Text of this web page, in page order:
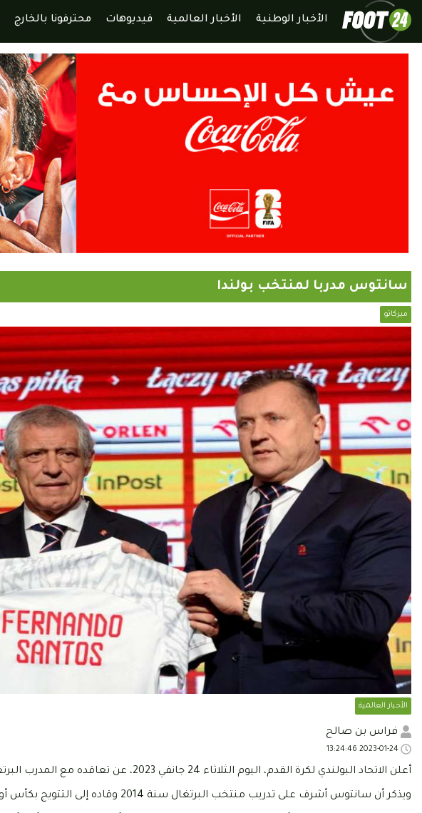
الأخبار الوطنية الأخبار العالمية فيديوهات محترفونا بالخارج
سانتوس مدربا لمنتخب بولندا
ميركاتو
الأخبار العالمية
فراس بن صالح
أعلن الاتحاد البولندي لكرة القدم، اليوم الثلاثاء 24 جانفي 2023، عن تعاقده مع المدرب البرتغالي سانتوس للإشراف على المقاليد الفنية للمنتخب الأول.
ويذكر أن سانتوس أشرف على تدريب منتخب البرتغال سنة 2014 وقاده إلى التتويج بكأس أوروبا عام 2016 في فرنسا.